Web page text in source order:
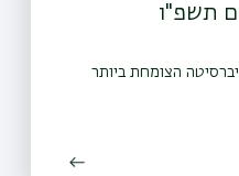
תשפ"ו
הצומחת ביותר